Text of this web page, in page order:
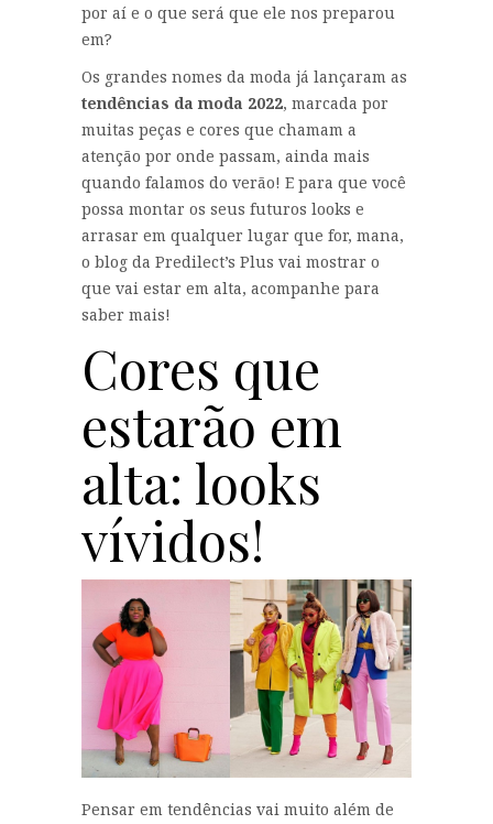
por aí e o que será que ele nos preparou
em?
Os grandes nomes da moda já lançaram as
tendências da moda 2022, marcada por
muitas peças e cores que chamam a
atenção por onde passam, ainda mais
quando falamos do verão! E para que você
possa montar os seus futuros looks e
arrasar em qualquer lugar que for, mana,
o blog da Predilect’s Plus vai mostrar o
que vai estar em alta, acompanhe para
saber mais!
Cores que
estarão em
alta: looks
vívidos!
Pensar em tendências vai muito além de